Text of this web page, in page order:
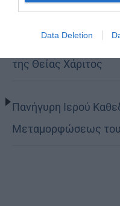
Data Deletion
Κορίνθου Παύλος:
της Θείας Χάριτος
Πανήγυρη Ιερού
Μεταμορφώσεως